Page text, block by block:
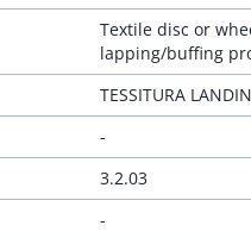
Textile disc or
lapping/buffing
TESSITURA
-
3.2.03
-